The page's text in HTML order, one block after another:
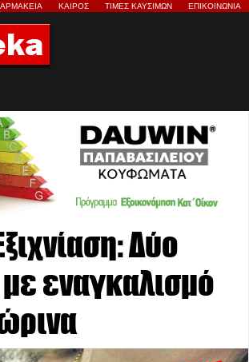
ΚΑΙΡΟΣ ΤΙΜΕΣ ΚΑΥΣΙΜΩΝ ΕΠΙΚΟΙΝΩΝΙΑ
Δύο
εναγκαλισμό